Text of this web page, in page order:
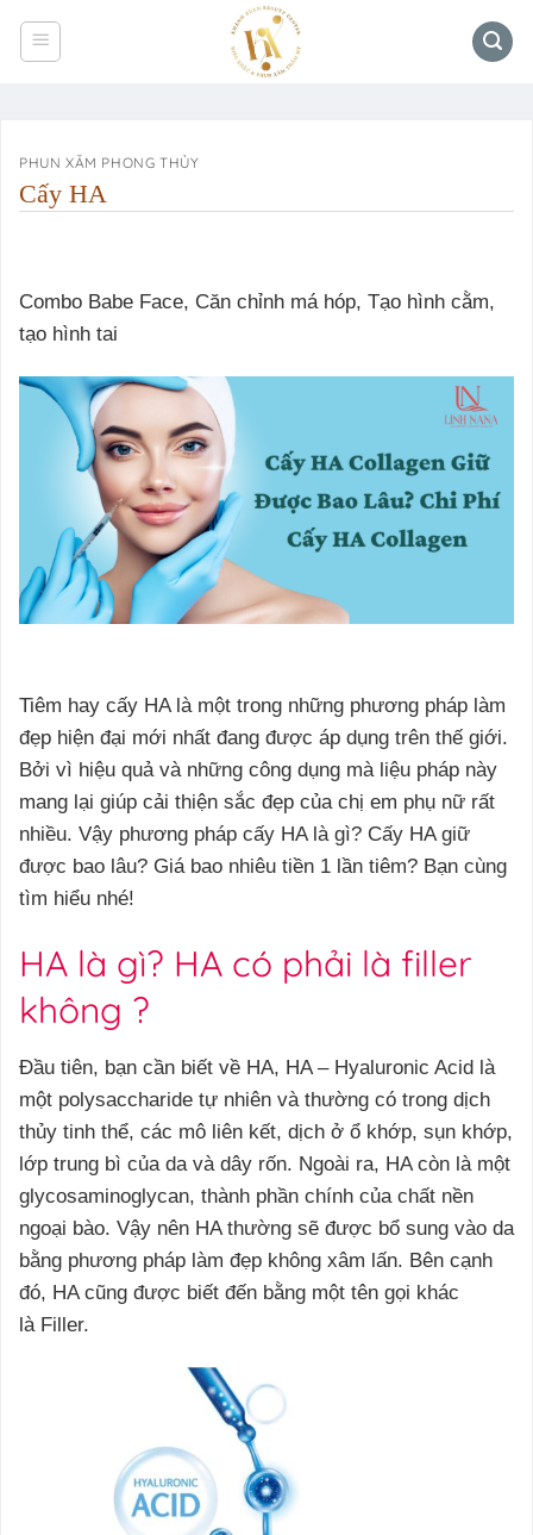
PHUN XĂM PHONG THỦY
Cấy HA
Combo Babe Face, Căn chỉnh má hóp, Tạo hình cằm,
tạo hình tai
Tiêm hay cấy HA là một trong những phương pháp làm
đẹp hiện đại mới nhất đang được áp dụng trên thế giới.
Bởi vì hiệu quả và những công dụng mà liệu pháp này
mang lại giúp cải thiện sắc đẹp của chị em phụ nữ rất
nhiều. Vậy phương pháp cấy HA là gì? Cấy HA giữ
được bao lâu? Giá bao nhiêu tiền 1 lần tiêm? Bạn cùng
tìm hiểu nhé!
HA là gì? HA có phải là filler
không ?
Đầu tiên, bạn cần biết về HA, HA – Hyaluronic Acid là
một polysaccharide tự nhiên và thường có trong dịch
thủy tinh thể, các mô liên kết, dịch ở ổ khớp, sụn khớp,
lớp trung bì của da và dây rốn. Ngoài ra, HA còn là một
glycosaminoglycan, thành phần chính của chất nền
ngoại bào. Vậy nên HA thường sẽ được bổ sung vào da
bằng phương pháp làm đẹp không xâm lấn. Bên cạnh
đó, HA cũng được biết đến bằng một tên gọi khác
là Filler.